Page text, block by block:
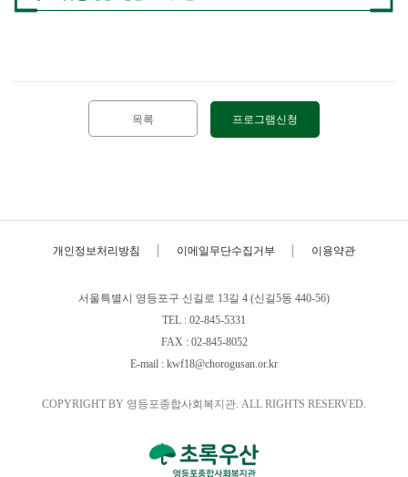
목록 프로그램신청
개인정보처리방침 이메일무단수집거부 이용약관
서울특별시 영등포구 신길로 13길 4 (신길5동 440-56)
TEL : 02-845-5331
FAX : 02-845-8052
E-mail : kwf18@chorogusan.or.kr
COPYRIGHT BY 영등포종합사회복지관. ALL RIGHTS RESERVED.